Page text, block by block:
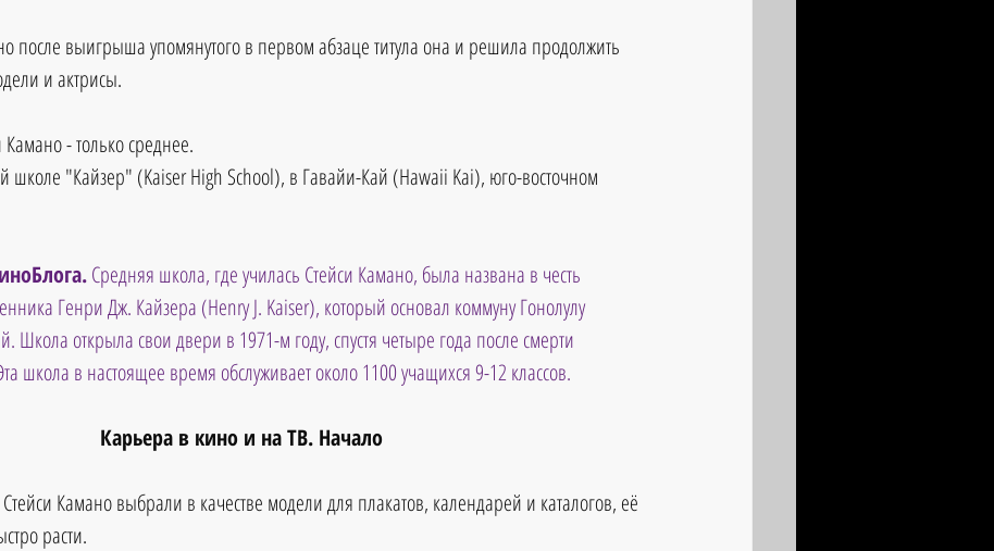
после выигрыша упомянутого в первом абзаце титула она и решила продолжить
и актрисы.
- только среднее.
школе "Кайзер" (Kaiser High School), в Гавайи-Кай (Hawaii Kai), юго-восточном
Средняя школа, где училась Стейси Камано, была названа в честь
Генри Дж. Кайзера (Henry J. Kaiser), который основал коммуну Гонолулу
Школа открыла свои двери в 1971-м году, спустя четыре года после смерти
школа в настоящее время обслуживает около 1100 учащихся 9-12 классов.
Карьера в кино и на ТВ. Начало
Стейси Камано выбрали в качестве модели для плакатов, календарей и каталогов, её
расти.